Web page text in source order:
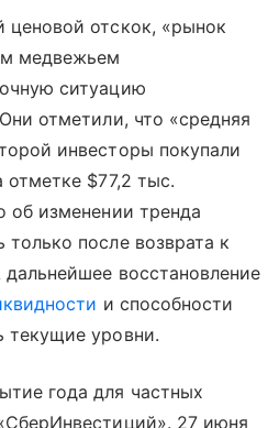
ценовой отскок, «рынок
медвежьем
ситуацию
отметили, что «средняя
инвесторы покупали
отметке $77,2 тыс.
об изменении тренда
после возврата к
восстановление
и способности
текущие уровни.
года для частных
27 июня